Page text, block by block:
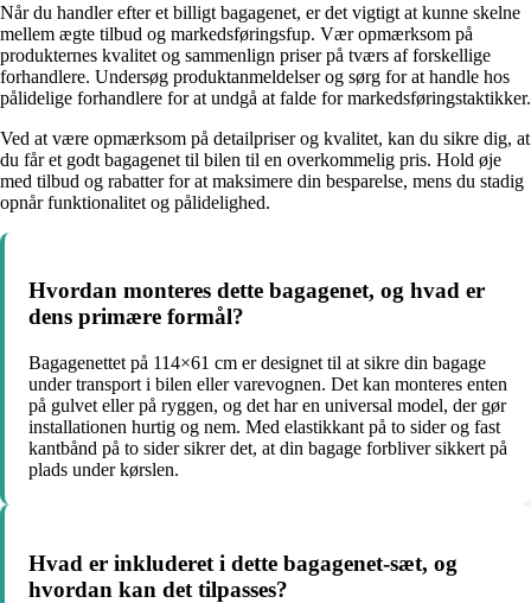
Når du handler efter et billigt bagagenet, er det vigtigt at kunne skelne
mellem ægte tilbud og markedsføringsfup. Vær opmærksom på
produkternes kvalitet og sammenlign priser på tværs af forskellige
forhandlere. Undersøg produktanmeldelser og sørg for at handle hos
pålidelige forhandlere for at undgå at falde for markedsføringstaktikker.
Ved at være opmærksom på detailpriser og kvalitet, kan du sikre dig, at
du får et godt bagagenet til bilen til en overkommelig pris. Hold øje
med tilbud og rabatter for at maksimere din besparelse, mens du stadig
opnår funktionalitet og pålidelighed.
Hvordan monteres dette bagagenet, og hvad er
dens primære formål?
Bagagenettet på 114×61 cm er designet til at sikre din bagage
under transport i bilen eller varevognen. Det kan monteres enten
på gulvet eller på ryggen, og det har en universal model, der gør
installationen hurtig og nem. Med elastikkant på to sider og fast
kantbånd på to sider sikrer det, at din bagage forbliver sikkert på
plads under kørslen.
Hvad er inkluderet i dette bagagenet-sæt, og
hvordan kan det tilpasses?